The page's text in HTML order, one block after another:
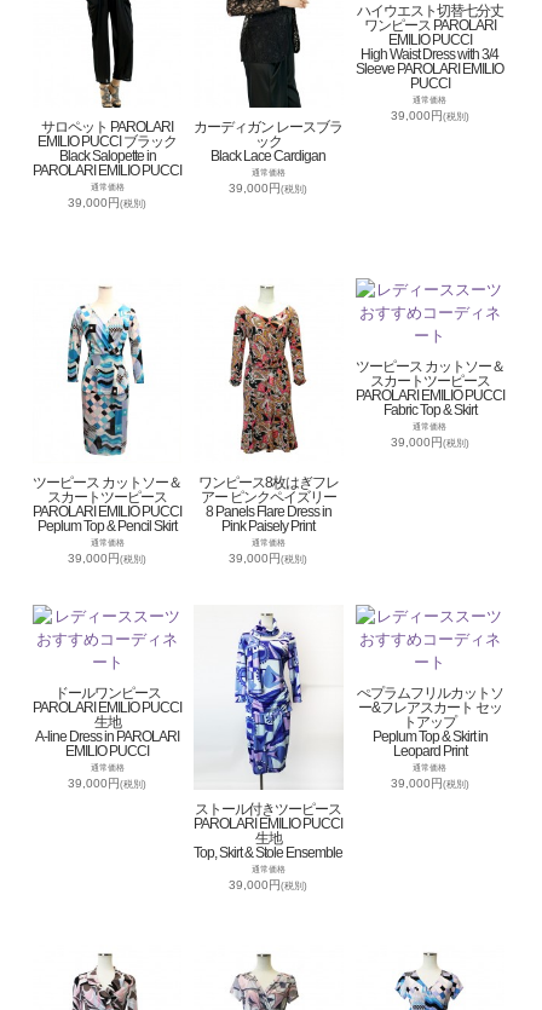
サロペット PAROLARI
EMILIO PUCCI ブラック
Black Salopette in
PAROLARI EMILIO PUCCI
通常価格
39,000円(税別)
カーディガン レースブラ
ック
Black Lace Cardigan
通常価格
39,000円(税別)
ハイウエスト切替七分丈
ワンピース PAROLARI
EMILIO PUCCI
High Waist Dress with 3/4
Sleeve PAROLARI EMILIO
PUCCI
通常価格
39,000円(税別)
ツーピース カットソー＆
スカートツーピース
PAROLARI EMILIO PUCCI
Peplum Top & Pencil Skirt
通常価格
39,000円(税別)
ワンピース8枚はぎフレ
アー ピンクペイズリー
8 Panels Flare Dress in
Pink Paisely Print
通常価格
39,000円(税別)
ツーピース カットソー＆
スカートツーピース
PAROLARI EMILIO PUCCI
Fabric Top & Skirt
通常価格
39,000円(税別)
ドールワンピース
PAROLARI EMILIO PUCCI
生地
A-line Dress in PAROLARI
EMILIO PUCCI
通常価格
39,000円(税別)
ストール付きツーピース
PAROLARI EMILIO PUCCI
生地
Top, Skirt & Stole Ensemble
通常価格
39,000円(税別)
ぺプラムフリルカットソ
ー&フレアスカート セッ
トアップ
Peplum Top & Skirt in
Leopard Print
通常価格
39,000円(税別)